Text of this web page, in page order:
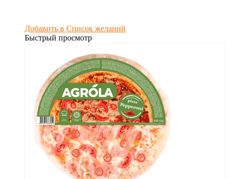
Добавить в Список желаний
Быстрый просмотр